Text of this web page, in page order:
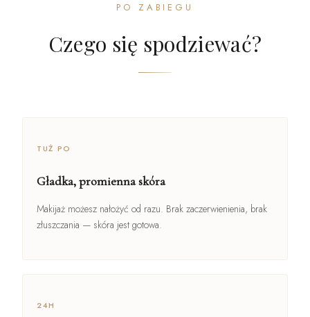
PO ZABIEGU
Czego się spodziewać?
TUŻ PO
Gładka, promienna skóra
Makijaż możesz nałożyć od razu. Brak zaczerwienienia, brak
złuszczania — skóra jest gotowa.
24H